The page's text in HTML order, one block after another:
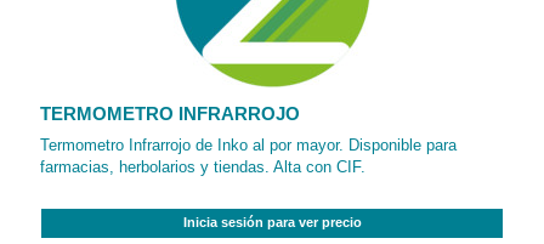
TERMOMETRO INFRARROJO
Termometro Infrarrojo de Inko al por mayor. Disponible para
farmacias, herbolarios y tiendas. Alta con CIF.
Inicia sesión para ver precio